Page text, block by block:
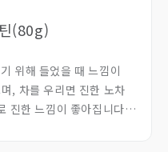
(80g)
위해 들었을 때 느낌이
, 차를 우리면 진한 노차
진한 느낌이 좋아집니다.